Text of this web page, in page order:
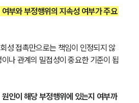
부와 부정행위의 지속성 여부가 주요
성 접촉만으로는 책임이 인정되지 않
나 관계의 밀접성이 중요한 기준이 됩
인이 해당 부정행위에 있는지 여부까